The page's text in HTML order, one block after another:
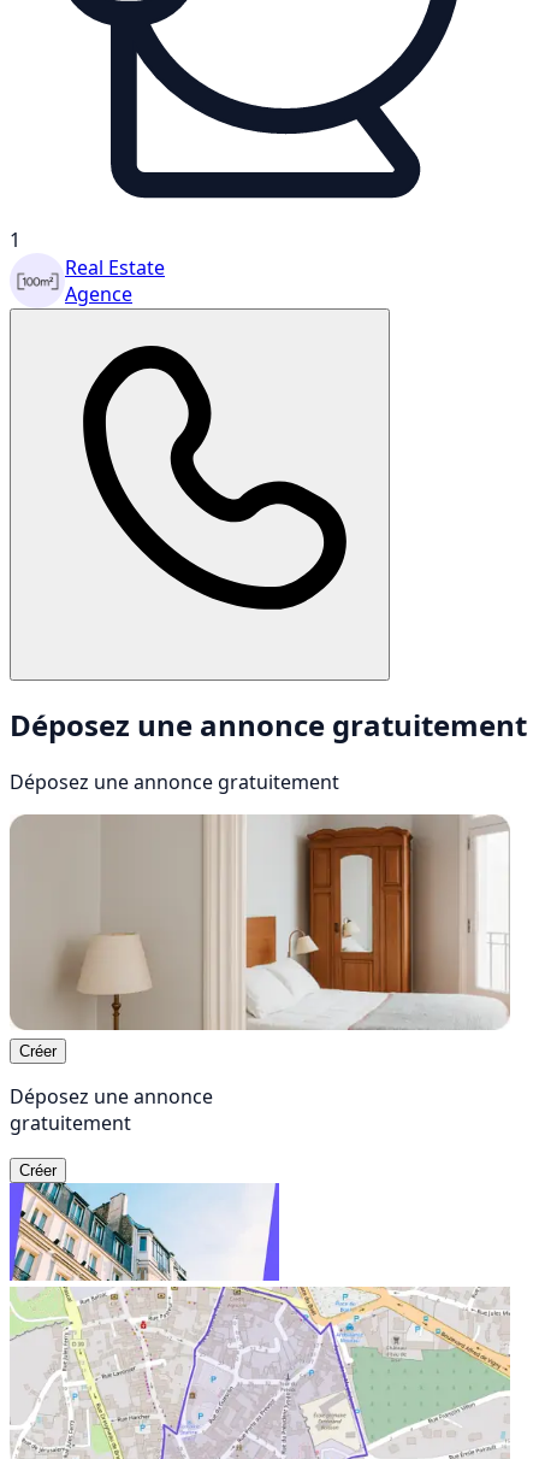
1
Real Estate
Agence
Déposez une annonce gratuitement
Déposez une annonce gratuitement
Créer
Déposez une annonce
gratuitement
Créer